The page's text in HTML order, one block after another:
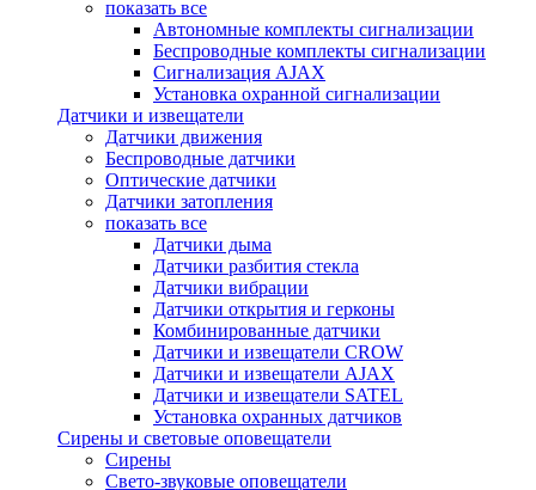
показать все
Автономные комплекты сигнализации
Беспроводные комплекты сигнализации
Сигнализация AJAX
Установка охранной сигнализации
Датчики и извещатели
Датчики движения
Беспроводные датчики
Оптические датчики
Датчики затопления
показать все
Датчики дыма
Датчики разбития стекла
Датчики вибрации
Датчики открытия и герконы
Комбинированные датчики
Датчики и извещатели CROW
Датчики и извещатели AJAX
Датчики и извещатели SATEL
Установка охранных датчиков
Сирены и световые оповещатели
Сирены
Свето-звуковые оповещатели